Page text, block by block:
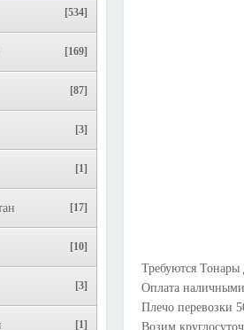
[534]
[169]
[87]
[3]
[1]
[17]
[10]
[3]
[1]
Требуются Тонары
Оплата
Плечо перевозки
Возим